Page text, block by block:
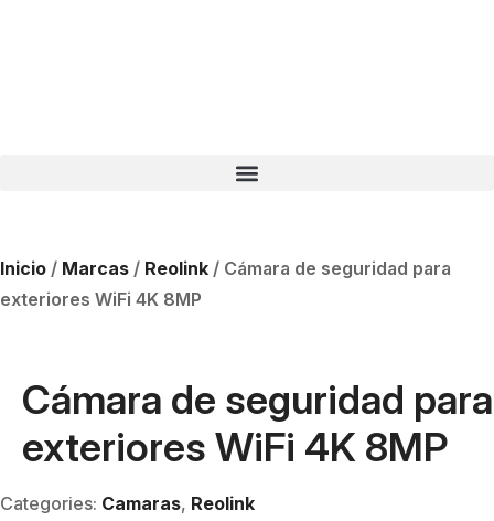
Inicio / Marcas / Reolink / Cámara de seguridad para
exteriores WiFi 4K 8MP
Cámara de seguridad para
exteriores WiFi 4K 8MP
Categories: Camaras, Reolink